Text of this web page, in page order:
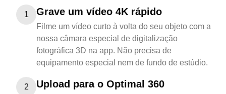
1 Grave um vídeo 4K rápido
Filme um vídeo curto à volta do seu objeto com a
nossa câmara especial de digitalização
fotográfica 3D na app. Não precisa de
equipamento especial nem de fundo de estúdio.
2 Upload para o Optimal 360